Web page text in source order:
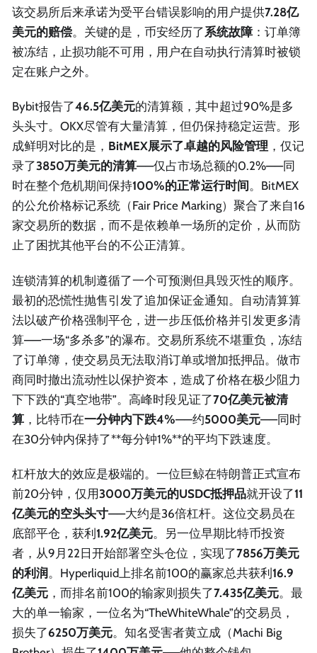
该交易所后来承诺为受平台错误影响的用户提供7.28亿
美元的赔偿。关键的是，币安经历了系统故障：订单簿
被冻结，止损功能不可用，用户在自动执行清算时被锁
定在账户之外。
Bybit报告了46.5亿美元的清算额，其中超过90%是多
头头寸。OKX尽管有大量清算，但仍保持稳定运营。形
成鲜明对比的是， BitMEX展示了卓越的风险管理 ，仅记
录了3850万美元的清算——仅占市场总额的0.2%——同
时在整个危机期间保持100%的正常运行时间。BitMEX
的公允价格标记系统（Fair Price Marking）聚合了来自16
家交易所的数据，而不是依赖单一场所的定价，从而防
止了困扰其他平台的不公正清算。
连锁清算的机制遵循了一个可预测但具毁灭性的顺序。
最初的恐慌性抛售引发了追加保证金通知。自动清算算
法以破产价格强制平仓，进一步压低价格并引发更多清
算——一场“多杀多”的瀑布。交易所系统不堪重负，冻结
了订单簿，使交易员无法取消订单或增加抵押品。做市
商同时撤出流动性以保护资本，造成了价格在极少阻力
下下跌的“真空地带”。高峰时段见证了70亿美元被清
算 ，比特币在一分钟内下跌4%——约5000美元——同时
在30分钟内保持了**每分钟1%**的平均下跌速度。
杠杆放大的效应是极端的。一位巨鲸在特朗普正式宣布
前20分钟，仅用3000万美元的USDC抵押品就开设了11
亿美元的空头头寸——大约是36倍杠杆。这位交易员在
底部平仓，获利1.92亿美元。另一位早期比特币投资
者，从9月22日开始部署空头仓位，实现了7856万美元
的利润。Hyperliquid上排名前100的赢家总共获利16.9
亿美元 ，而排名前100的输家则损失了7.435亿美元。最
大的单一输家，一位名为“TheWhiteWhale”的交易员，
损失了6250万美元。知名受害者黄立成（Machi Big